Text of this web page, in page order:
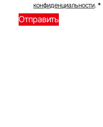
конфиденциальности. *
Отправить